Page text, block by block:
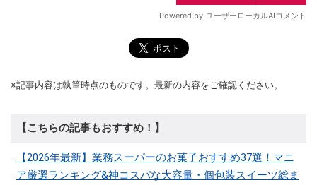
※記事内容は執筆時点のものです。最新の内容をご確認ください。
【こちらの記事もおすすめ！】
【2026年最新】業務スーパーのお菓子おすすめ37選！マニ
ア厳選ランキング&神コスパな大容量・個包装スイーツ総ま